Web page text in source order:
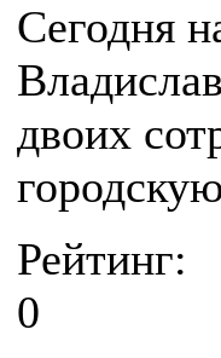
Сегодня
двоих
Рейтинг:
0